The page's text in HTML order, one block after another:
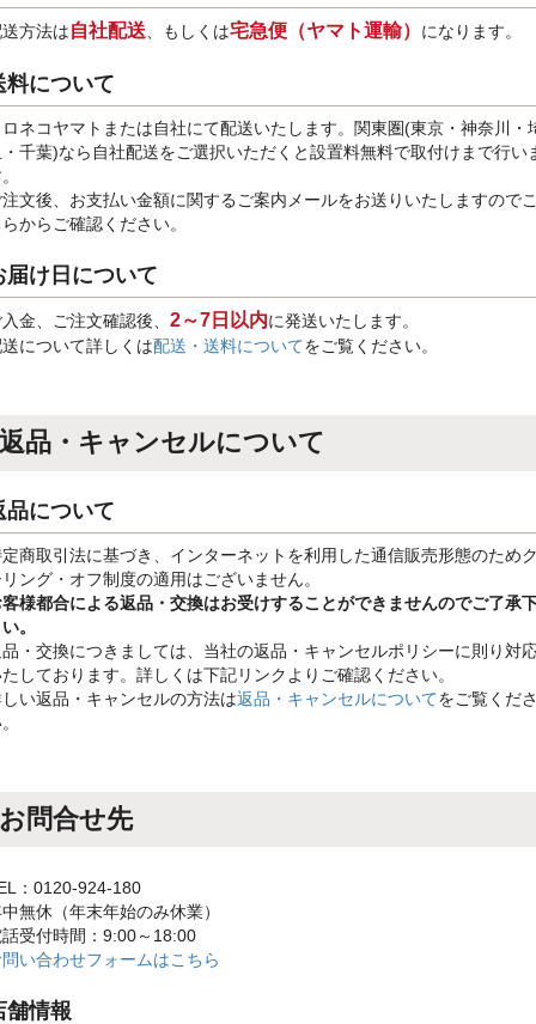
方法は自社配送、もしくは宅急便（ヤマト運輸） になります。
料について
ネコヤマトまたは自社にて配送いたします。関東圏(東京・神奈川・
千葉)なら自社配送をご選択いただくと設置料無料で取付けまで行い
文後、お支払い金額に関するご案内メールをお送りいたしますので
からご確認ください。
届け日について
金、ご注文確認後、 2～7日以内に発送いたします。
について詳しくは配送・送料についてをご覧ください。
返品・キャンセルについて
品について
商取引法に基づき、インターネットを利用した通信販売形態のため
ング・オフ制度の適用はございません。
様都合による返品・交換はお受けすることができませんのでご了承
。
・交換につきましては、当社の返品・キャンセルポリシーに則り対
しております。詳しくは下記リンクよりご確認ください。
い返品・キャンセルの方法は返品・キャンセルについてをご覧くだ
お問合せ先
：0120-924-180
無休（年末年始のみ休業）
受付時間：9:00～18:00
い合わせフォームはこちら
舗情報